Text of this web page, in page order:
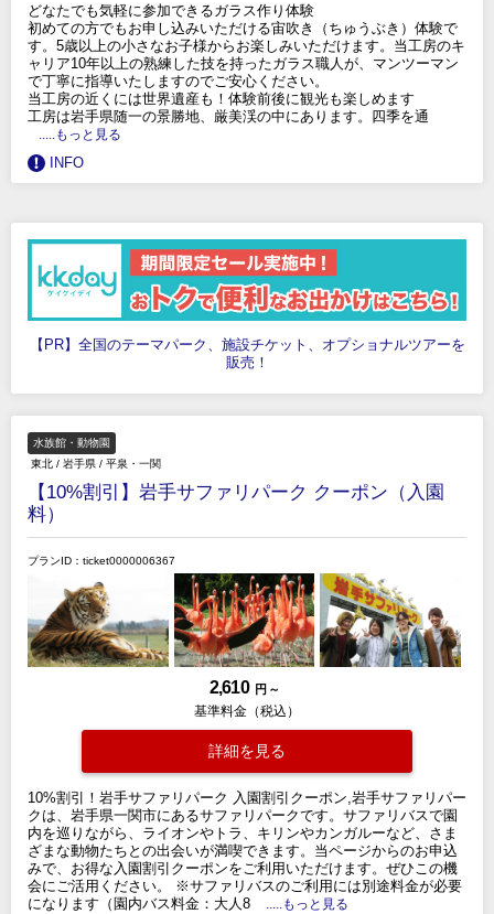
どなたでも気軽に参加できるガラス作り体験
初めての方でもお申し込みいただける宙吹き（ちゅうぶき）体験で
す。5歳以上の小さなお子様からお楽しみいただけます。当工房のキ
ャリア10年以上の熟練した技を持ったガラス職人が、マンツーマン
で丁寧に指導いたしますのでご安心ください。
当工房の近くには世界遺産も！体験前後に観光も楽しめます
工房は岩手県随一の景勝地、厳美渓の中にあります。四季を通
.....もっと見る
INFO
【PR】全国のテーマパーク、施設チケット、オプショナルツアーを
販売！
水族館・動物園
東北 / 岩手県 / 平泉・一関
【10%割引】岩手サファリパーク クーポン（入園
料）
プランID：ticket0000006367
2,610 円 ～
基準料金（税込）
詳細を見る
10%割引！岩手サファリパーク 入園割引クーポン,岩手サファリパー
クは、岩手県一関市にあるサファリパークです。サファリバスで園
内を巡りながら、ライオンやトラ、キリンやカンガルーなど、さま
ざまな動物たちとの出会いが満喫できます。当ページからのお申込
みで、お得な入園割引クーポンをご利用いただけます。ぜひこの機
会にご活用ください。 ※サファリバスのご利用には別途料金が必要
になります（園内バス料金：大人8
.....もっと見る